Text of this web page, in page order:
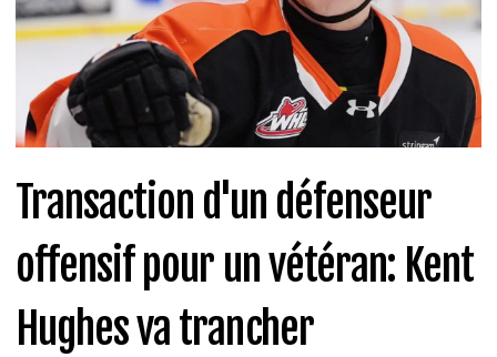
Transaction d'un défenseur
offensif pour un vétéran: Kent
Hughes va trancher